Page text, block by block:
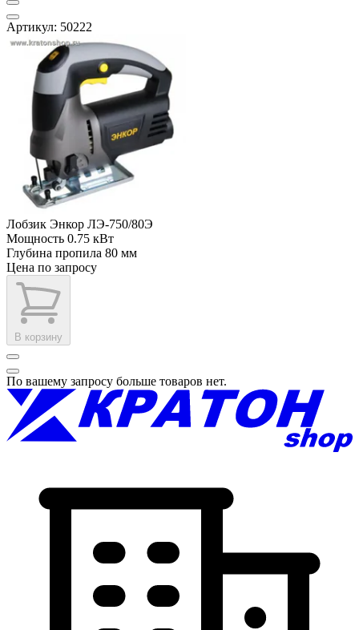
Артикул: 50222
Лобзик Энкор ЛЭ-750/80Э
Мощность 0.75 кВт
Глубина пропила 80 мм
Цена по запросу
В корзину
По вашему запросу больше товаров нет.